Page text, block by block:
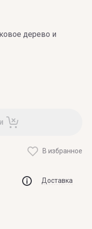
дерево и
В избранное
Доставка